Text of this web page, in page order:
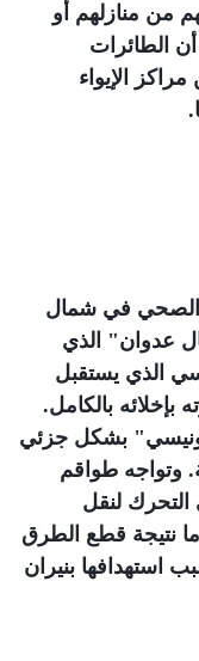
من منازلهم أو
أن الطائرات
الإيواء
.
الصحي في شمال
عدوان" الذي
الذي يستقبل
بإخلائه بالكامل.
بشكل جزئي
وتواجه طواقم
التحرك لنقل
إما نتيجة قطع الطرق
استهدافها بنيران